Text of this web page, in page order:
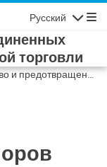
Русский
торговли
и предотвращение